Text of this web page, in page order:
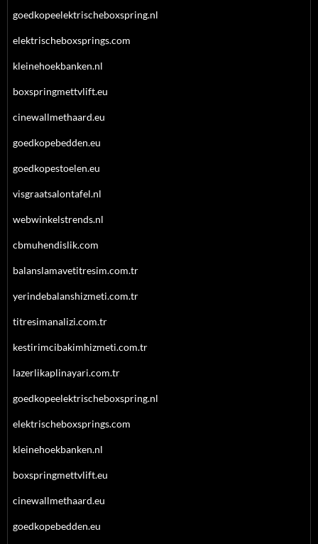
goedkopeelektrischeboxspring.nl
elektrischeboxsprings.com
kleinehoekbanken.nl
boxspringmettvlift.eu
cinewallmethaard.eu
goedkopebedden.eu
goedkopestoelen.eu
visgraatsalontafel.nl
webwinkelstrends.nl
cbmuhendislik.com
balanslamavetitresim.com.tr
yerindebalanshizmeti.com.tr
titresimanalizi.com.tr
kestirimcibakimhizmeti.com.tr
lazerlikaplinayari.com.tr
goedkopeelektrischeboxspring.nl
elektrischeboxsprings.com
kleinehoekbanken.nl
boxspringmettvlift.eu
cinewallmethaard.eu
goedkopebedden.eu